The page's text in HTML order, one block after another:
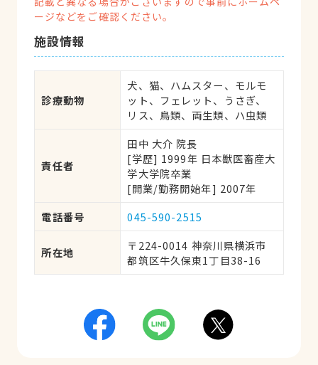
ージなどをご確認ください。
施設情報
診療動物
犬、猫、ハムスター、モルモ
ット、フェレット、うさぎ、
リス、鳥類、両生類、ハ虫類
責任者
田中 大介 院長
[学歴] 1999年 日本獣医畜産大
学大学院卒業
[開業/勤務開始年] 2007年
電話番号
045-590-2515
所在地
〒224-0014 神奈川県横浜市
都筑区牛久保東1丁目38-16